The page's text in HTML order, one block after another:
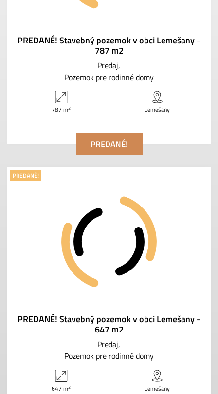
PREDANÉ! Stavebný pozemok v obci Lemešany -
787 m2
Predaj
Pozemok pre rodinné domy
787 m2 Lemešany
PREDANÉ!
PREDANÉ!
PREDANÉ! Stavebný pozemok v obci Lemešany -
647 m2
Predaj
Pozemok pre rodinné domy
647 m2 Lemešany